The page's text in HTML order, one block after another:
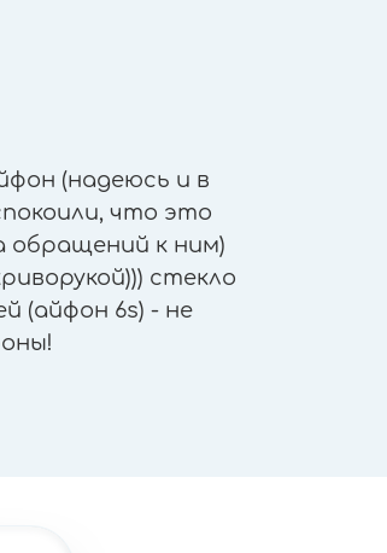
(надеюсь и в
что это
обращений к ним)
стекло
(айфон 6s) - не